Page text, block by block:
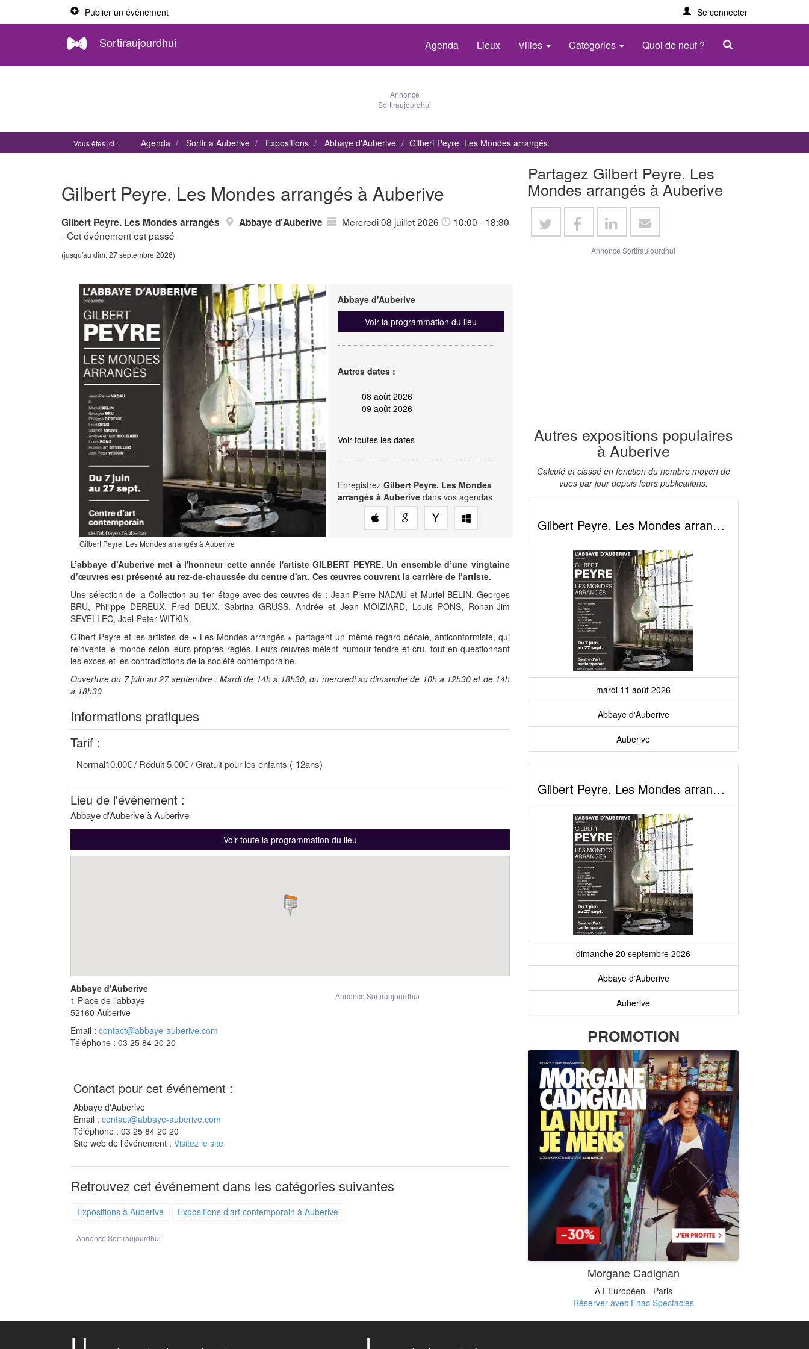
Publier un événement Se connecter
Sortiraujourdhui Agenda Lieux Villes Catégories Quoi de neuf ?
Annonce
Sortiraujourdhui
Vous êtes ici : Agenda Sortir à Auberive Expositions Abbaye d'Auberive Gilbert Peyre. Les Mondes arrangés
Gilbert Peyre. Les Mondes arrangés à Auberive
Gilbert Peyre. Les Mondes arrangés Abbaye d'Auberive Mercredi 08 juillet 2026
10:00 - 18:30
- Cet événement est passé
(jusqu'au dim. 27 septembre 2026)
Gilbert Peyre. Les Mondes arrangés à Auberive
Abbaye d'Auberive
Voir la programmation du lieu
Autres dates :
08 août 2026
09 août 2026
Voir toutes les dates
Enregistrez Gilbert Peyre. Les Mondes
arrangés à Auberivedans vos agendas
L’abbaye d’Auberive met à l'honneur cette année l'artiste GILBERT PEYRE. Un ensemble d’une vingtaine
d’œuvres est présenté au rez-de-chaussée du centre d'art. Ces œuvres couvrent la carrière de l’artiste.
Une sélection de la Collection au 1er étage avec des œuvres de : Jean-Pierre NADAU et Muriel BELIN, Georges
BRU, Philippe DEREUX, Fred DEUX, Sabrina GRUSS, Andrée et Jean MOIZIARD, Louis PONS, Ronan-Jim
SÉVELLEC, Joel-Peter WITKIN.
Gilbert Peyre et les artistes de « Les Mondes arrangés » partagent un même regard décalé, anticonformiste, qui
réinvente le monde selon leurs propres règles. Leurs œuvres mêlent humour tendre et cru, tout en questionnant
les excès et les contradictions de la société contemporaine.
Ouverture du 7 juin au 27 septembre : Mardi de 14h à 18h30, du mercredi au dimanche de 10h à 12h30 et de 14h
à 18h30
Informations pratiques
Tarif :
Normal10.00€ / Réduit 5.00€ / Gratuit pour les enfants (-12ans)
Lieu de l'événement :
Abbaye d'Auberive à Auberive
Voir toute la programmation du lieu
Annonce Sortiraujourdhui
Abbaye d'Auberive
1 Place de l'abbaye
52160 Auberive
Email : contact@abbaye-auberive.com
Téléphone : 03 25 84 20 20
Contact pour cet événement :
Abbaye d'Auberive
Email : contact@abbaye-auberive.com
Téléphone : 03 25 84 20 20
Site web de l'événement : Visitez le site
Retrouvez cet événement dans les catégories suivantes
Expositions à Auberive Expositions d'art contemporain à Auberive
Annonce Sortiraujourdhui
Partagez Gilbert Peyre. Les
Mondes arrangés à Auberive
Annonce Sortiraujourdhui
Autres expositions populaires
à Auberive
Calculé et classé en fonction du nombre moyen de
vues par jour depuis leurs publications.
Gilbert Peyre. Les Mondes arrangés
mardi 11 août 2026
Abbaye d'Auberive
Auberive
Gilbert Peyre. Les Mondes arrangés
dimanche 20 septembre 2026
Abbaye d'Auberive
Auberive
PROMOTION
Morgane Cadignan
Á L’Européen - Paris
Réserver avec Fnac Spectacles